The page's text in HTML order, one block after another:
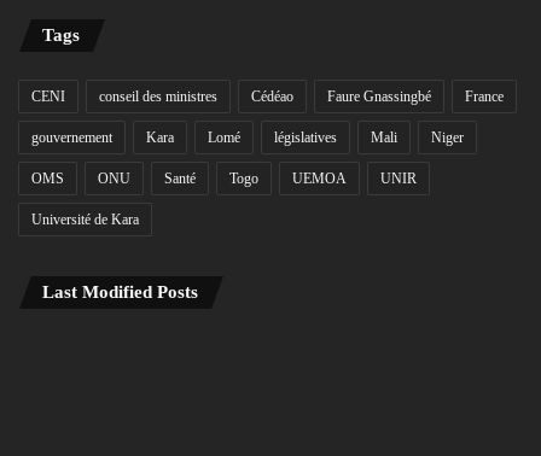
Tags
CENI conseil des ministres Cédéao Faure Gnassingbé France
gouvernement Kara Lomé législatives Mali Niger
OMS ONU Santé Togo UEMOA UNIR
Université de Kara
Last Modified Posts